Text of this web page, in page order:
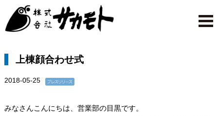
上棟顔合わせ式
2018-05-25
みなさんこんにちは、営業部の目黒です。